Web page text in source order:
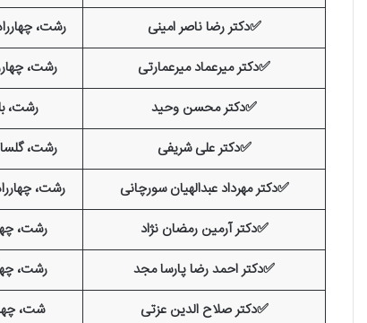
✅دکتر رضا ناصر امینی
رشت،
✅دکتر میرعماد میرعمارتی
رشت،
✅دکتر محسن وحید
رشت،
✅دکتر علی شریفی
رشت،
✅دکتر مهرداد عبدالهیان سورچانی
رشت،
✅دکتر آرمین رمضان نژاد
رشت،
✅دکتر احمد رضا پارسا مجد
رشت،
✅دکتر صلاح الدین عزتی
شت،